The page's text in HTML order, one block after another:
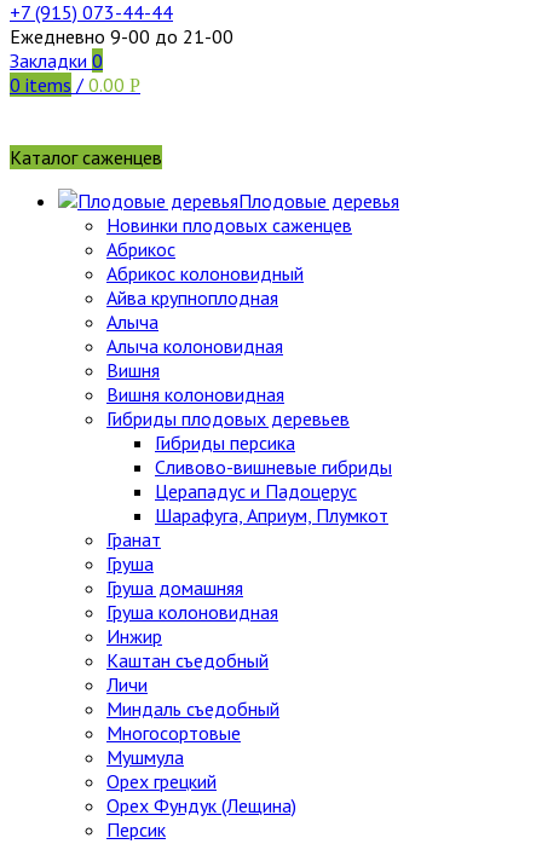
+7 (915) 073-44-44
Ежедневно 9-00 до 21-00
Закладки 0
0 items / 0.00 Р
Каталог саженцев
Плодовые деревья
Новинки плодовых саженцев
Абрикос
Абрикос колоновидный
Айва крупноплодная
Алыча
Алыча колоновидная
Вишня
Вишня колоновидная
Гибриды плодовых деревьев
Гибриды персика
Сливово-вишневые гибриды
Церападус и Падоцерус
Шарафуга, Априум, Плумкот
Гранат
Груша
Груша домашняя
Груша колоновидная
Инжир
Каштан съедобный
Личи
Миндаль съедобный
Многосортовые
Мушмула
Орех грецкий
Орех Фундук (Лещина)
Персик